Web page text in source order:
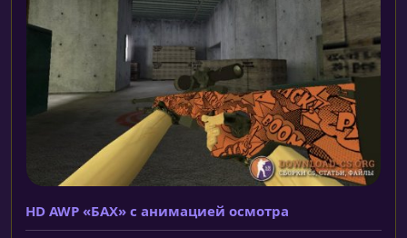
HD AWP «БАХ» с анимацией осмотра